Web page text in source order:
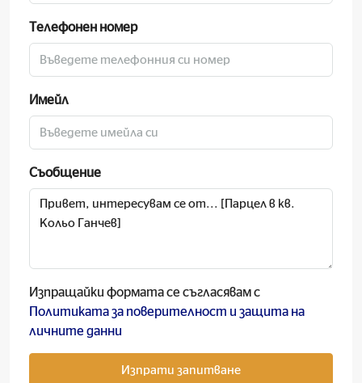
Телефонен номер
Имейл
Съобщение
Изпращайки формата се съгласявам с
Политиката за поверителност и защита на
личните данни
Изпрати запитване